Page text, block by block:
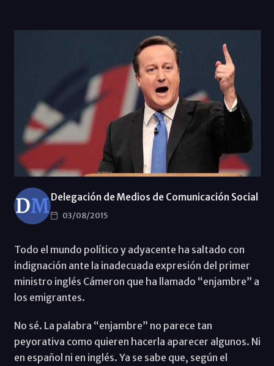
Delegación de Medios de Comunicación Social
03/08/2015
Todo el mundo político y adyacente ha saltado con
indignación ante la inadecuada expresión del primer
ministro inglés Cámeron que ha llamado “enjambre” a
los emigrantes.
No sé. La palabra “enjambre” no parece tan
peyorativa como quieren hacerla aparecer algunos. Ni
en español ni en inglés. Ya se sabe que, según el